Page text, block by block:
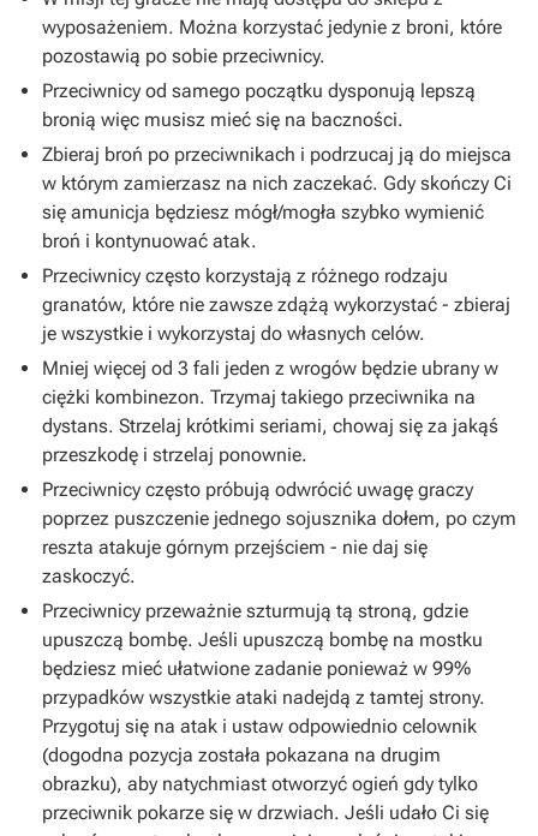
wyposażeniem. Można korzystać jedynie z broni, które
pozostawią po sobie przeciwnicy.
Przeciwnicy od samego początku dysponują lepszą
bronią więc musisz mieć się na baczności.
Zbieraj broń po przeciwnikach i podrzucaj ją do miejsca
w którym zamierzasz na nich zaczekać. Gdy skończy Ci
się amunicja będziesz mógł/mogła szybko wymienić
broń i kontynuować atak.
Przeciwnicy często korzystają z różnego rodzaju
granatów, które nie zawsze zdążą wykorzystać - zbieraj
je wszystkie i wykorzystaj do własnych celów.
Mniej więcej od 3 fali jeden z wrogów będzie ubrany w
ciężki kombinezon. Trzymaj takiego przeciwnika na
dystans. Strzelaj krótkimi seriami, chowaj się za jakąś
przeszkodę i strzelaj ponownie.
Przeciwnicy często próbują odwrócić uwagę graczy
poprzez puszczenie jednego sojusznika dołem, po czym
reszta atakuje górnym przejściem - nie daj się
zaskoczyć.
Przeciwnicy przeważnie szturmują tą stroną, gdzie
upuszczą bombę. Jeśli upuszczą bombę na mostku
będziesz mieć ułatwione zadanie ponieważ w 99%
przypadków wszystkie ataki nadejdą z tamtej strony.
Przygotuj się na atak i ustaw odpowiednio celownik
(dogodna pozycja została pokazana na drugim
obrazku), aby natychmiast otworzyć ogień gdy tylko
przeciwnik pokarze się w drzwiach. Jeśli udało Ci się